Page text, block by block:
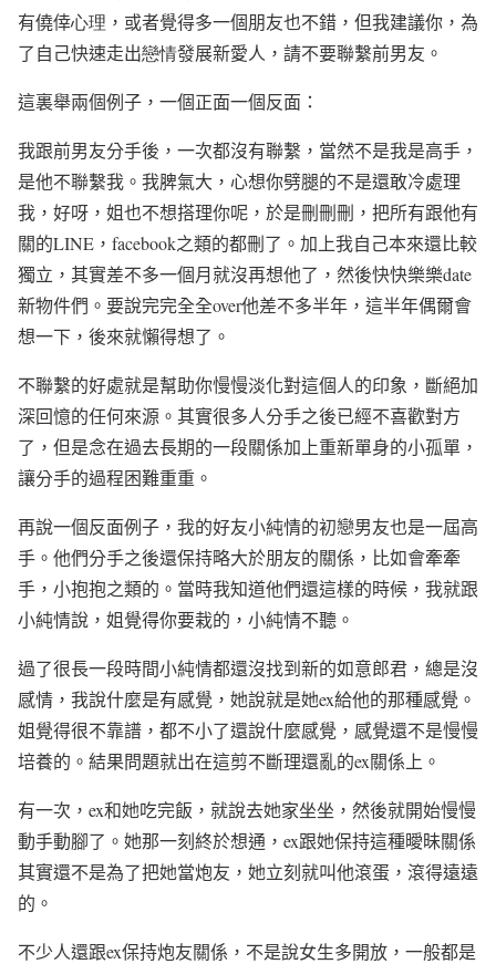
有僥倖心理 ，或者覺得多一個朋友也不錯，但我建議你，為
了自己快速走出戀情發展新愛人，請不要聯繫前男友。
這裏舉兩個例子，一個正面一個反面：
我跟前男友分手後，一次都沒有聯繫，當然不是我是高手，
是他不聯繫我。我脾氣大，心想你劈腿的不是還敢冷處理
我，好呀，姐也不想搭理你呢，於是刪刪刪，把所有跟他有
關的LINE ， facebook之類的都刪了。加上我自己本來還比較
獨立，其實差不多一個月就沒再想他了，然後快快樂樂date
新物件們。要說完完全全over他差不多半年，這半年偶爾會
想一下，後來就懶得想了。
不聯繫的好處就是幫助你慢慢淡化對這個人的印象，斷絕加
深回憶的任何來源。其實很多人分手之後已經不喜歡對方
了，但是念在過去長期的一段關係加上重新單身的小孤單，
讓分手的過程困難重重。
再說一個反面例子，我的好友小純情的初戀男友也是一屆高
手。他們分手之後還保持略大於朋友的關係，比如會牽牽
手，小抱抱之類的。當時我知道他們還這樣的時候，我就跟
小純情說，姐覺得你要栽的，小純情不聽。
過了很長一段時間小純情都還沒找到新的如意郎君，總是沒
感情，我說什麼是有感覺，她說就是她ex給他的那種感覺。
姐覺得很不靠譜，都不小了還說什麼感覺，感覺還不是慢慢
培養的。結果問題就出在這剪不斷理還亂的ex關係上。
有一次， ex和她吃完飯，就說去她家坐坐，然後就開始慢慢
動手動腳了。她那一刻終於想通， ex跟她保持這種曖昧關係
其實還不是為了把她當炮友，她立刻就叫他滾蛋，滾得遠遠
的。
不少人還跟ex保持炮友關係，不是說女生多開放，一般都是